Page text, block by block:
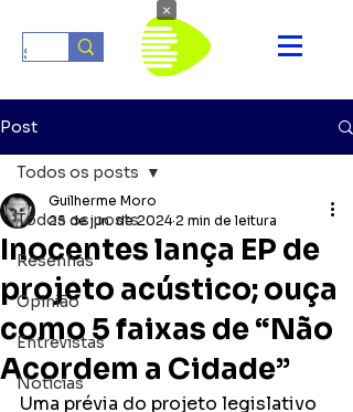
Post
Todos os posts
Resenhas
Opinião
Entrevistas
Notícias
Todos os posts
Inocentes lança EP de
projeto acústico; ouça
como 5 faixas de “Não
Acordem a Cidade”
Guilherme Moro
25 de jun. de 2024 2 min de leitura
Uma prévia do projeto legislativo
×